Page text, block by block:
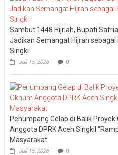
Sambut 1448 Hijriah, Bupati
Jadikan Semangat Hijrah
Singki
Juli 15, 2026 0
Penumpang Gelap di Balik Proyek
Anggota DPRK Aceh Singkil
Masyarakat
Juli 15, 2026 0